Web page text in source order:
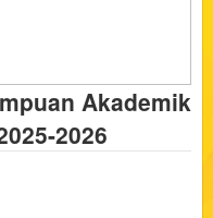
Akademik
2026